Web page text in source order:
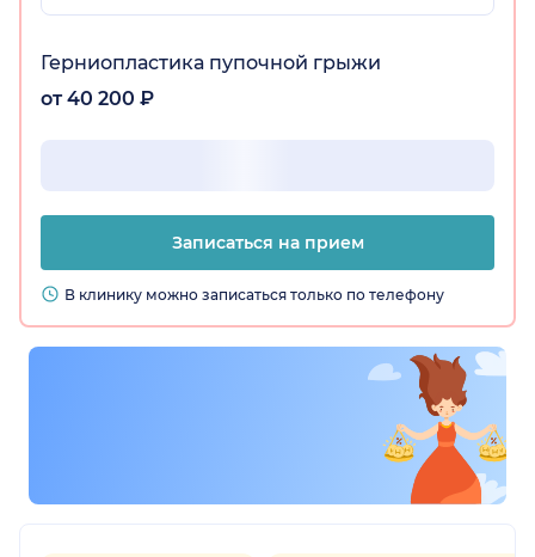
Герниопластика пупочной грыжи
от 40 200 ₽
Записаться на прием
В клинику можно записаться только по телефону